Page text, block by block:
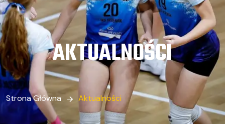
AKTUALNOŚCI
Strona Główna Aktualności